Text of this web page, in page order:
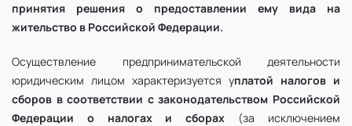
принятия решения о предоставлении ему вида на
жительство в Российской Федерации.
Осуществление предпринимательской деятельности
юридическим лицом характеризуется уплатой налогов и
сборов в соответствии с законодательством Российской
Федерации о налогах и сборах (за исключением